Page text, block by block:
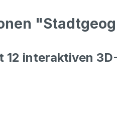
12 interaktiven